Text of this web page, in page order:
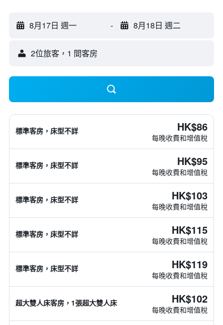
8月17日 週一 - 8月18日 週二
2位旅客，1 間客房
標準客房，床型不詳 HK$86
每晚收費和增值稅
標準客房，床型不詳 HK$95
每晚收費和增值稅
標準客房，床型不詳 HK$103
每晚收費和增值稅
標準客房，床型不詳 HK$115
每晚收費和增值稅
標準客房，床型不詳 HK$119
每晚收費和增值稅
超大雙人床客房，1張超大雙人床 HK$102
每晚收費和增值稅